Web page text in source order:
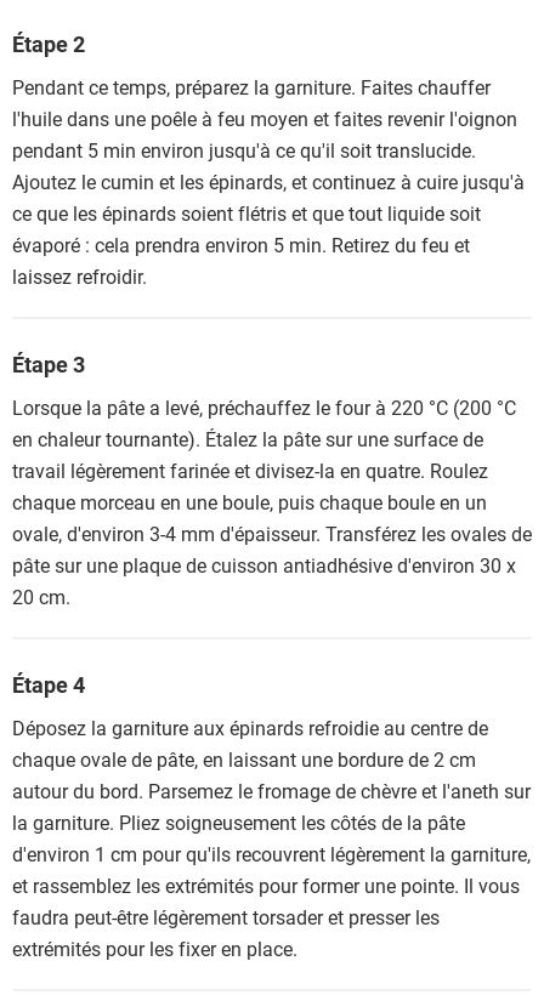
Étape 2
Pendant ce temps, préparez la garniture. Faites chauffer
l'huile dans une poêle à feu moyen et faites revenir l'oignon
pendant 5 min environ jusqu'à ce qu'il soit translucide.
Ajoutez le cumin et les épinards, et continuez à cuire jusqu'à
ce que les épinards soient flétris et que tout liquide soit
évaporé : cela prendra environ 5 min. Retirez du feu et
laissez refroidir.
Étape 3
Lorsque la pâte a levé, préchauffez le four à 220 °C (200 °C
en chaleur tournante). Étalez la pâte sur une surface de
travail légèrement farinée et divisez-la en quatre. Roulez
chaque morceau en une boule, puis chaque boule en un
ovale, d'environ 3-4 mm d'épaisseur. Transférez les ovales de
pâte sur une plaque de cuisson antiadhésive d'environ 30 x
20 cm.
Étape 4
Déposez la garniture aux épinards refroidie au centre de
chaque ovale de pâte, en laissant une bordure de 2 cm
autour du bord. Parsemez le fromage de chèvre et l'aneth sur
la garniture. Pliez soigneusement les côtés de la pâte
d'environ 1 cm pour qu'ils recouvrent légèrement la garniture,
et rassemblez les extrémités pour former une pointe. Il vous
faudra peut-être légèrement torsader et presser les
extrémités pour les fixer en place.